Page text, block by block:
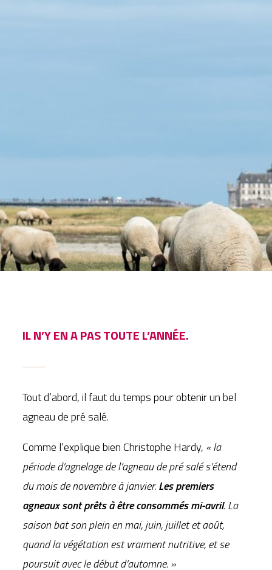
IL N’Y EN A PAS TOUTE L’ANNÉE.
Tout d’abord, il faut du temps pour obtenir un bel
agneau de pré salé.
Comme l’explique bien Christophe Hardy, « la
période d’agnelage de l’agneau de pré salé s’étend
du mois de novembre à janvier.Les premiers
agneaux sont prêts à être consommés mi-avril. La
saison bat son plein en mai, juin, juillet et août,
quand la végétation est vraiment nutritive, et se
poursuit avec le début d’automne. »